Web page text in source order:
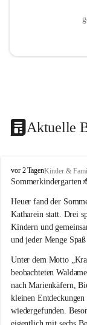
Aktuelle
T
r
g
ö
ß
-
t
.
a
t
h
vor 2 TagenKinder &
Sommerkindergarten
Heuer fand der
Katharein statt. Drei
Kindern und
und jeder Menge
Unter dem Motto
beobachteten
nach Marienkäfern,
kleinen
wiedergefunden.